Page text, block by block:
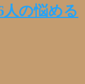
人の悩める